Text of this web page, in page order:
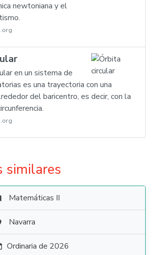
newtoniana y el
en un sistema de
es una trayectoria con una
del baricentro, es decir, con la
similares
Matemáticas II
Navarra
Ordinaria de 2026